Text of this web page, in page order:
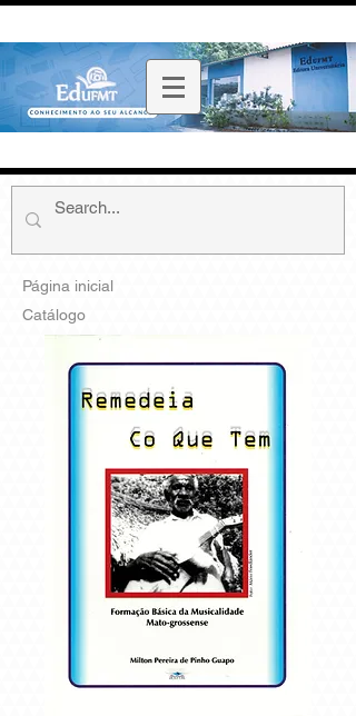
Página inicial
Catálogo